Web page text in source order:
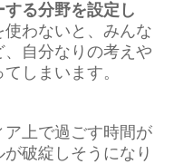
る分野を設定し
使わないと、みんな
自分なりの考えや
しまいます。
上で過ごす時間が
破綻しそうになり